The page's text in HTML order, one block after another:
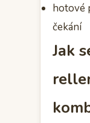
hotové
čekání
Jak